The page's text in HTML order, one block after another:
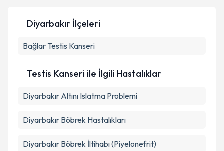
Diyarbakır İlçeleri
Bağlar Testis Kanseri
Testis Kanseri ile İlgili Hastalıklar
Diyarbakır Altını Islatma Problemi
Diyarbakır Böbrek Hastalıkları
Diyarbakır Böbrek İltihabı (Piyelonefrit)